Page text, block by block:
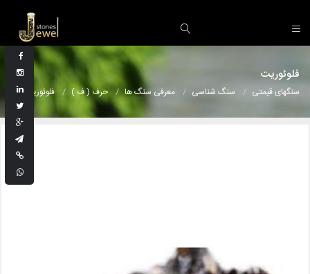
فلوئوریت
سنگهای قیمتی سنگ شناسی معرفی سنگ ها حرف ( ف ) فلوئوریت